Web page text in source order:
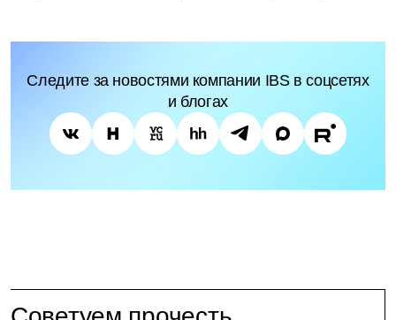
Следите за новостями компании IBS в соцсетях
и блогах